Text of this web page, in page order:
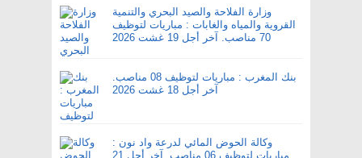
وزارة الفلاحة والصيد البحري والتنمية
القروية والمياه والغابات : مباريات لتوظيف
70 مناصب. آخر أجل 19 غشت 2026
بنك المغرب : مباريات لتوظيف 08 مناصب.
آخر أجل 18 غشت 2026
وكالة الحوض المائي لدرعة واد نون :
مباريات لتوظيف 06 مناصب. آخر أجل 21